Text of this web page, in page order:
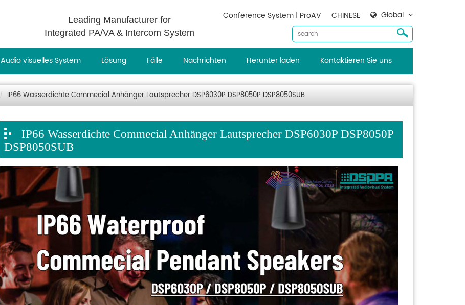
Leading Manufacturer for
Integrated PA/VA & Intercom System
Global
CHINESE
Conference System | ProAV
Audio visuelles System Lösung Fälle Nachrichten Herunter laden Kontaktieren Sie uns
IP66 Wasserdichte Commecial Anhänger Lautsprecher DSP6030P DSP8050P DSP8050SUB
IP66 Wasserdichte Commecial Anhänger Lautsprecher DSP6030P DSP8050P
DSP8050SUB